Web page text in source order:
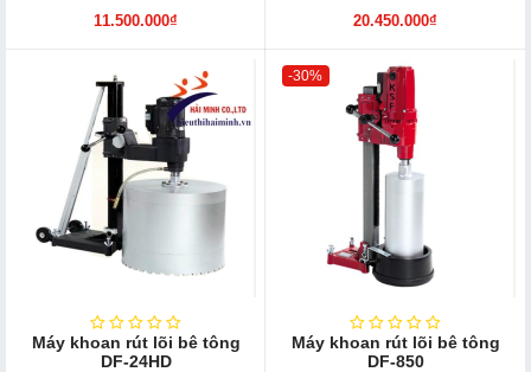
11.500.000₫
20.450.000₫
Máy khoan rút lõi bê tông
DF-24HD
-30%
Máy khoan rút lõi bê tông
DF-850